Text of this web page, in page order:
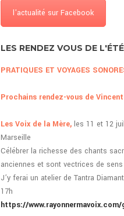
l'actualité sur Facebook
LES RENDEZ VOUS DE L'ÉTÉ
PRATIQUES ET VOYAGES
Prochains rendez-vous de
Les Voix de la Mère, les 11 et 12
Marseille
Célébrer la richesse des chants
anciennes et sont vectrices de sens
J’y ferai un atelier de Tantra
17h
https://www.rayonnermavoix.com/